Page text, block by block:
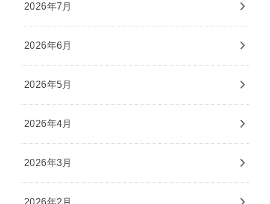
2026年7月
2026年6月
2026年5月
2026年4月
2026年3月